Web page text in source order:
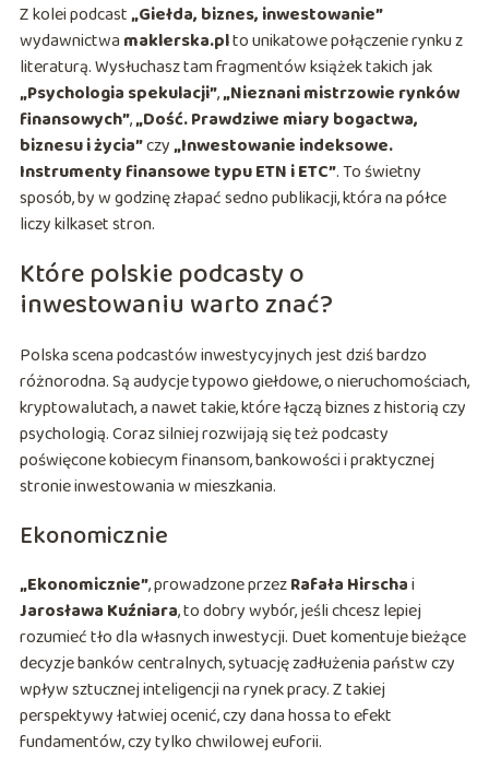
Z kolei podcast„Giełda, biznes, inwestowanie”
wydawnictwa maklerska.plto unikatowe połączenie rynku z
literaturą. Wysłuchasz tam fragmentów książek takich jak
„Psychologia spekulacji”,„Nieznani mistrzowie rynków
finansowych”,„Dość. Prawdziwe miary bogactwa,
biznesu i życia”czy„Inwestowanie indeksowe.
Instrumenty finansowe typu ETN i ETC”. To świetny
sposób, by w godzinę złapać sedno publikacji, która na półce
liczy kilkaset stron.
Które polskie podcasty o
inwestowaniu warto znać?
Polska scena podcastów inwestycyjnych jest dziś bardzo
różnorodna. Są audycje typowo giełdowe, o nieruchomościach,
kryptowalutach, a nawet takie, które łączą biznes z historią czy
psychologią. Coraz silniej rozwijają się też podcasty
poświęcone kobiecym finansom, bankowości i praktycznej
stronie inwestowania w mieszkania.
Ekonomicznie
„Ekonomicznie”, prowadzone przezRafała Hirschai
Jarosława Kuźniara, to dobry wybór, jeśli chcesz lepiej
rozumieć tło dla własnych inwestycji. Duet komentuje bieżące
decyzje banków centralnych, sytuację zadłużenia państw czy
wpływ sztucznej inteligencji na rynek pracy. Z takiej
perspektywy łatwiej ocenić, czy dana hossa to efekt
fundamentów, czy tylko chwilowej euforii.